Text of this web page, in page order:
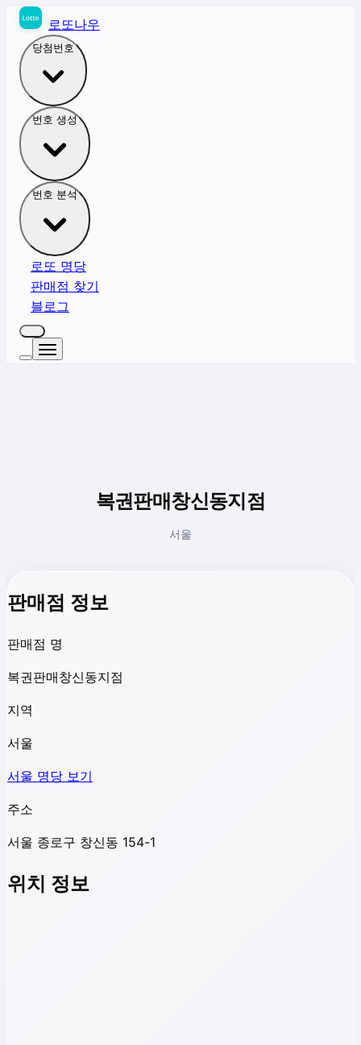
로또나우
당첨번호
번호 생성
번호 분석
로또 명당
판매점 찾기
블로그
복권판매창신동지점
서울
판매점 정보
판매점 명
복권판매창신동지점
지역
서울
서울 명당 보기
주소
서울 종로구 창신동 154-1
위치 정보